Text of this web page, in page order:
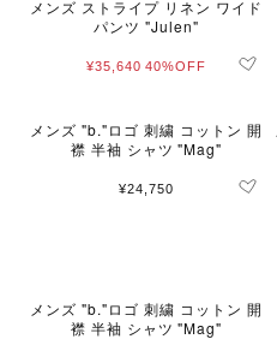
メンズ ストライプ リネン ワイド
パンツ "Julen"
¥35,640 40%OFF
メンズ "b."ロゴ 刺繍 コットン 開
襟 半袖 シャツ "Mag"
¥24,750
メンズ "b."ロゴ 刺繍 コットン 開
襟 半袖 シャツ "Mag"